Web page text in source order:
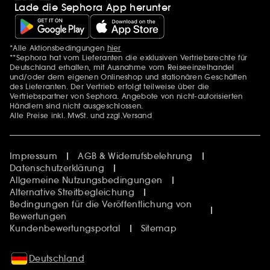
Lade die Sephora App herunter
Zusätzlich Erwähnungen
*Alle Aktionsbedingungen hier
**Sephora hat vom Lieferanten die exklusiven Vertriebsrechte für
Deutschland erhalten, mit Ausnahme vom Reiseeinzelhandel
und/oder dem eigenen Onlineshop und stationären Geschäften
des Lieferanten. Der Vertrieb erfolgt teilweise über die
Vertriebspartner von Sephora. Angebote von nicht-autorisierten
Händlern sind nicht ausgeschlossen.
Alle Preise inkl. MwSt. und zzgl.Versand
Impressum
AGB & Widerrufsbelehrung
Datenschutzerklärung
Allgemeine Nutzungsbedingungen
Alternative Streitbegleichung
Bedingungen für die Veröffentlichung von
Bewertungen
Kundenbewertungsportal
Sitemap
Deutschland